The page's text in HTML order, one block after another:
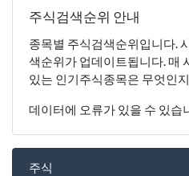
주식검색순위 안내
종목별 주식검색순위입니다.
색순위가 업데이트됩니다. 매
있는 인기주식종목은 무엇인
데이터에 오류가 있을 수 있습
주식